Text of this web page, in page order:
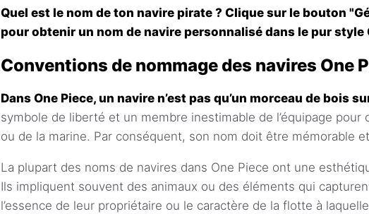
Quel est le nom de ton navire pirate ? Clique sur le bouton
pour obtenir un nom de navire personnalisé dans le pur style
Conventions de nommage des navires One
Dans One Piece, un navire n’est pas qu’un morceau de bois
symbole de liberté et un membre inestimable de l’équipage pour
ou de la marine. Par conséquent, son nom doit être mémorable
La plupart des noms de navires dans One Piece ont une
Ils impliquent souvent des animaux ou des éléments qui
l’essence de leur propriétaire ou le caractère de la flotte à